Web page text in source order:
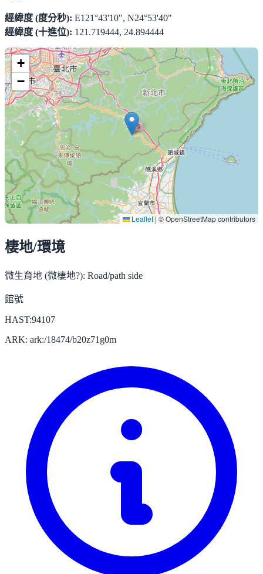
經緯度 (度分秒): E121°43'10", N24°53'40"
經緯度 (十進位): 121.719444, 24.894444
+
−
Leaflet | © OpenStreetMap contributors
棲地/環境
微生育地 (微棲地?): Road/path side
館號
HAST:94107
ARK: ark:/18474/b20z71g0m